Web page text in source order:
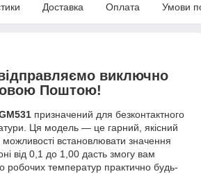
Доставка Оплата Умови
виключно
Поштою!
призначений для безконтактного
Ця модель — це гарний, якісний
встановлювати значення
від 0,1 до 1,00 дасть змогу вам
робочих температур практично будь-